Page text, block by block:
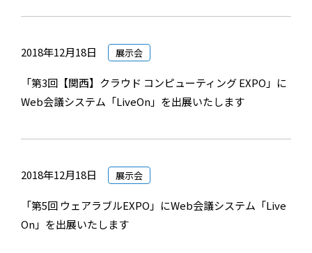
2018年12月18日 展示会
「第3回【関西】クラウド コンピューティング EXPO」に
Web会議システム「LiveOn」を出展いたします
2018年12月18日 展示会
「第5回 ウェアラブルEXPO」にWeb会議システム「Live
On」を出展いたします